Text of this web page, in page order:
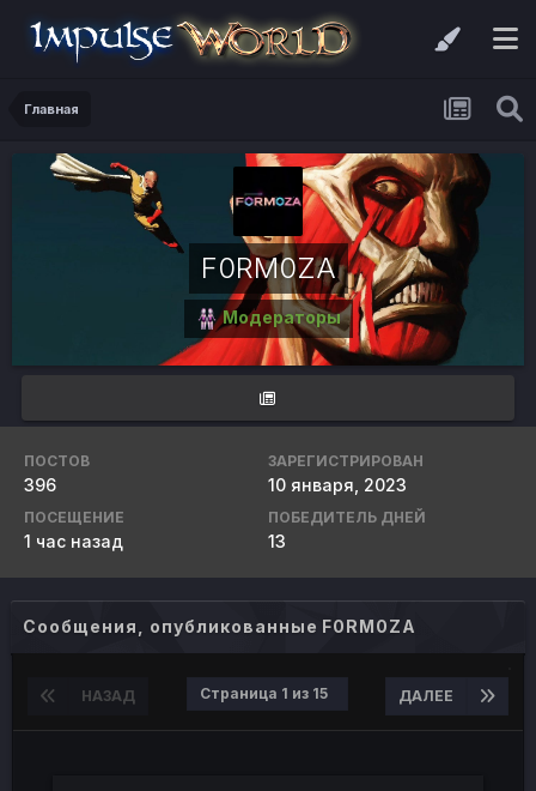
Главная
F0RM0ZA
Модераторы
ПОСТОВ
396
ЗАРЕГИСТРИРОВАН
10 января, 2023
ПОСЕЩЕНИЕ
1 час назад
ПОБЕДИТЕЛЬ ДНЕЙ
13
Сообщения, опубликованные F0RM0ZA
НАЗАД ДАЛЕЕ
Страница 1 из 15